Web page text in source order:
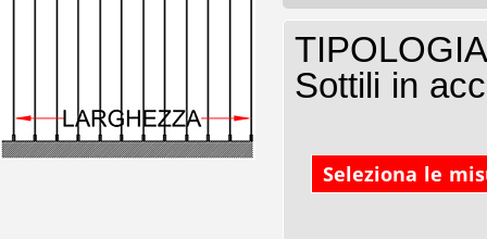
Sottili in
Seleziona le